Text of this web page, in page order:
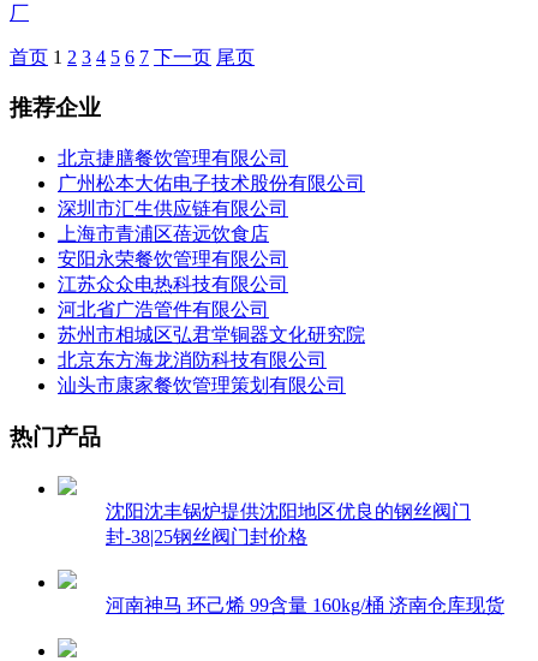
厂
首页 1 2 3 4 5 6 7 下一页 尾页
推荐企业
北京捷膳餐饮管理有限公司
广州松本大佑电子技术股份有限公司
深圳市汇生供应链有限公司
上海市青浦区蓓远饮食店
安阳永荣餐饮管理有限公司
江苏众众电热科技有限公司
河北省广浩管件有限公司
苏州市相城区弘君堂铜器文化研究院
北京东方海龙消防科技有限公司
汕头市康家餐饮管理策划有限公司
热门产品
沈阳沈丰锅炉提供沈阳地区优良的钢丝阀门
封-38|25钢丝阀门封价格
河南神马 环己烯 99含量 160kg/桶 济南仓库现货